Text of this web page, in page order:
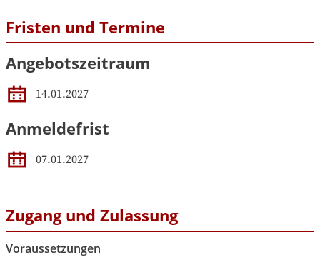
Fristen und Termine
Angebotszeitraum
14.01.2027
Anmeldefrist
07.01.2027
Zugang und Zulassung
Voraussetzungen